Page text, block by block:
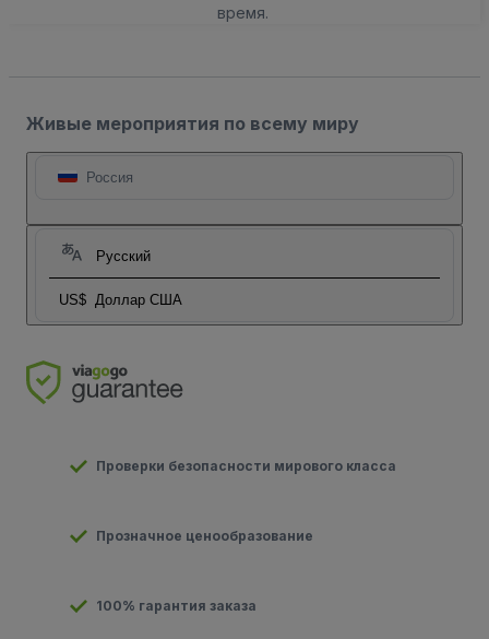
время.
Живые мероприятия по всему миру
Россия
Русский
US$ Доллар США
Проверки безопасности мирового класса
Прозначное ценообразование
100% гарантия заказа